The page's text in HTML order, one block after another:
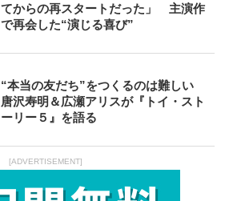
てからの再スタートだった」 主演作
で再会した“演じる喜び”
“本当の友だち”をつくるのは難しい
唐沢寿明＆広瀬アリスが『トイ・スト
ーリー５』を語る
[ADVERTISEMENT]